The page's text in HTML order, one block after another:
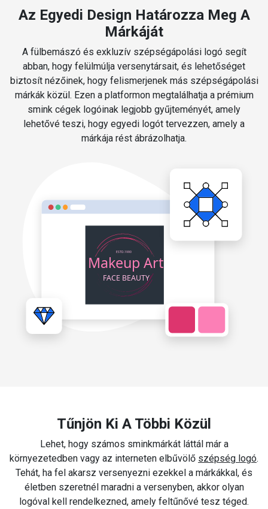
Az Egyedi Design Határozza Meg A
Márkáját
A fülbemászó és exkluzív szépségápolási logó segít
abban, hogy felülmúlja versenytársait, és lehetőséget
biztosít nézőinek, hogy felismerjenek más szépségápolási
márkák közül. Ezen a platformon megtalálhatja a prémium
smink cégek logóinak legjobb gyűjteményét, amely
lehetővé teszi, hogy egyedi logót tervezzen, amely a
márkája rést ábrázolhatja.
Tűnjön Ki A Többi Közül
Lehet, hogy számos sminkmárkát láttál már a
környezetedben vagy az interneten elbűvölő szépség logó.
Tehát, ha fel akarsz versenyezni ezekkel a márkákkal, és
életben szeretnél maradni a versenyben, akkor olyan
logóval kell rendelkezned, amely feltűnővé tesz téged.